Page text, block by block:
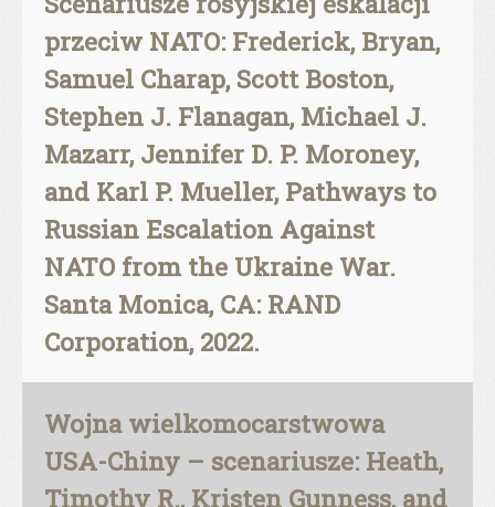
przeciw NATO: Frederick, Bryan,
Samuel Charap, Scott Boston,
Stephen J. Flanagan, Michael J.
Mazarr, Jennifer D. P. Moroney,
and Karl P. Mueller, Pathways to
Russian Escalation Against
NATO from the Ukraine War.
Santa Monica, CA: RAND
Corporation, 2022.
Wojna wielkomocarstwowa
USA-Chiny – scenariusze: Heath,
Timothy R., Kristen Gunness, and